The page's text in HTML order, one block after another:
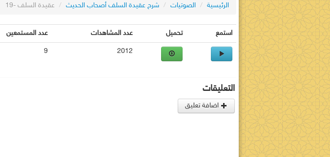
الرئيسية / الصوتيات / شرح عقيدة السلف أصحاب الحديث / عقيدة السلف -19
استمع تحميل عدد المشاهدات عدد المستمعين
2012
9
التعليقات
اضافة تعليق